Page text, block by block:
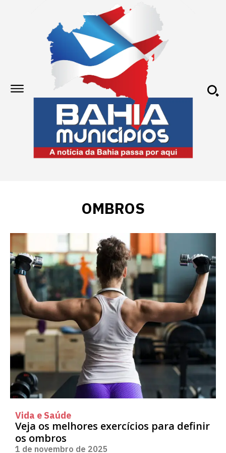
OMBROS
Vida e Saúde
Veja os melhores exercícios para definir
os ombros
1 de novembro de 2025